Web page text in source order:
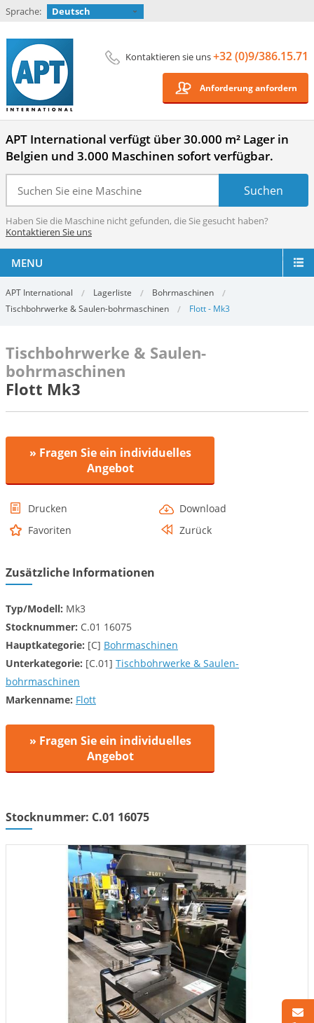
Sprache: Deutsch
Kontaktieren sie uns+32 (0)9/386.15.71
Anforderung anfordern
APT International verfügt über 30.000 m² Lager in
Belgien und 3.000 Maschinen sofort verfügbar.
Haben Sie die Maschine nicht gefunden, die Sie gesucht haben?
Kontaktieren Sie uns
MENU
APT International Lagerliste
Bohrmaschinen
Tischbohrwerke & Saulen-bohrmaschinen
Flott - Mk3
Tischbohrwerke & Saulen-
bohrmaschinen
Flott Mk3
» Fragen Sie ein individuelles
Angebot
Drucken
Download
Favoriten
Zurück
Zusätzliche Informationen
Typ/Modell: Mk3
Stocknummer: C.01 16075
Hauptkategorie: [C] Bohrmaschinen
Unterkategorie: [C.01] Tischbohrwerke & Saulen-
bohrmaschinen
Markenname: Flott
» Fragen Sie ein individuelles
Angebot
Stocknummer: C.01 16075